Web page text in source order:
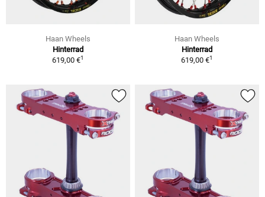
Haan Wheels
Hinterrad
619,00 €1
Haan Wheels
Hinterrad
619,00 €1